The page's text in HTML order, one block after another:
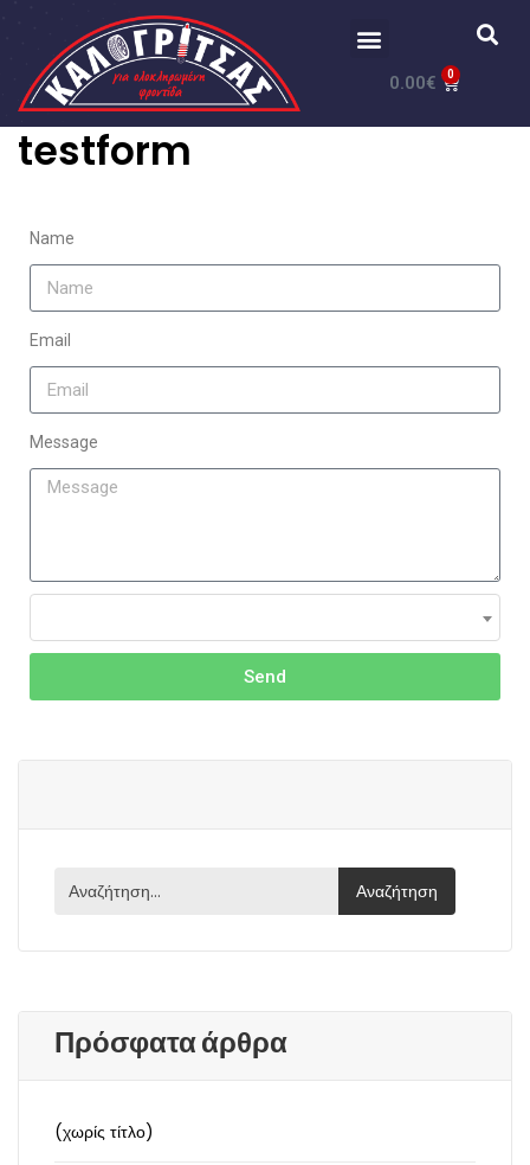
0.00€ 0
testform
Name
Email
Message
Send
Πρόσφατα άρθρα
(χωρίς τίτλο)